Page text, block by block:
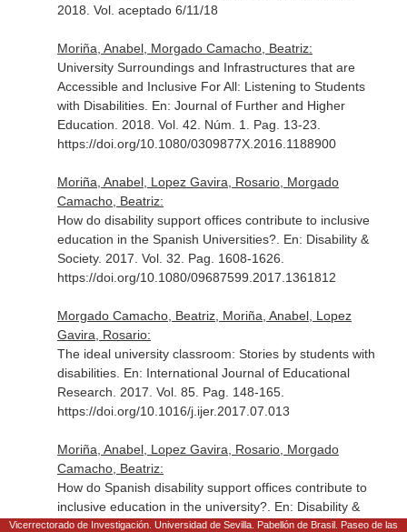
2018. Vol. aceptado 6/11/18
Moriña, Anabel, Morgado Camacho, Beatriz:
University Surroundings and Infrastructures that are
Accessible and Inclusive For All: Listening to Students
with Disabilities. En: Journal of Further and Higher
Education . 2018. Vol. 42. Núm. 1. Pag. 13-23.
https://doi.org/10.1080/0309877X.2016.1188900
Moriña, Anabel, Lopez Gavira, Rosario, Morgado
Camacho, Beatriz:
How do disability support offices contribute to inclusive
education in the Spanish Universities?. En: Disability &
Society. 2017. Vol. 32. Pag. 1608-1626.
https://doi.org/10.1080/09687599.2017.1361812
Morgado Camacho, Beatriz, Moriña, Anabel, Lopez
Gavira, Rosario:
The ideal university classroom: Stories by students with
disabilities. En: International Journal of Educational
Research . 2017. Vol. 85. Pag. 148-165.
https://doi.org/10.1016/j.ijer.2017.07.013
Moriña, Anabel, Lopez Gavira, Rosario, Morgado
Camacho, Beatriz:
How do Spanish disability support offices contribute to
inclusive education in the university?. En: Disability &
Society. 2017. Vol. 32. Núm. 10. Pag. 1608-1626.
Vicerrectorado de Investigación. Universidad de Sevilla. Pabellón de Brasil. Paseo de las